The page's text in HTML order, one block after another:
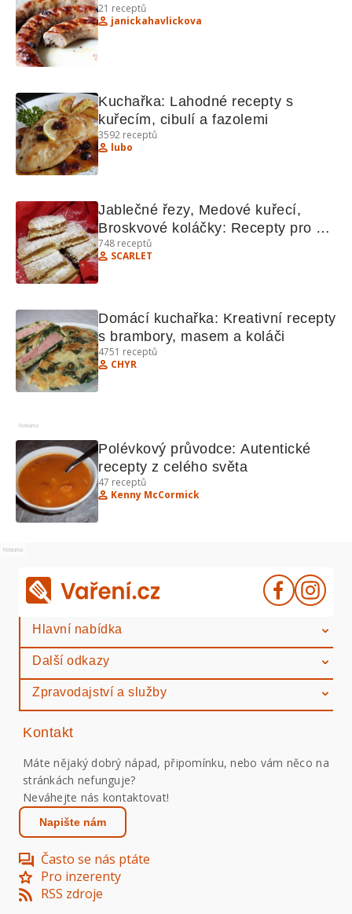
21 receptů
janickahavlickova
Kuchařka: Lahodné recepty s
kuřecím, cibulí a fazolemi
3592 receptů
lubo
Jablečné řezy, Medové kuřecí,
Broskvové koláčky: Recepty pro
sladké i slané chvíle
748 receptů
SCARLET
Domácí kuchařka: Kreativní recepty
s brambory, masem a koláči
4751 receptů
CHYR
Reklama
Polévkový průvodce: Autentické
recepty z celého světa
47 receptů
Kenny McCormick
Reklama
Hlavní nabídka
Další odkazy
Zpravodajství a služby
Kontakt
Máte nějaký dobrý nápad, připomínku, nebo vám něco na
stránkách nefunguje?
Neváhejte nás kontaktovat!
Napište nám
Často se nás ptáte
Pro inzerenty
RSS zdroje